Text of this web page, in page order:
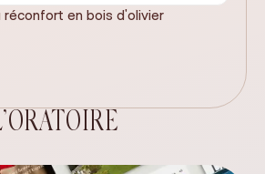
en bois d'olivier